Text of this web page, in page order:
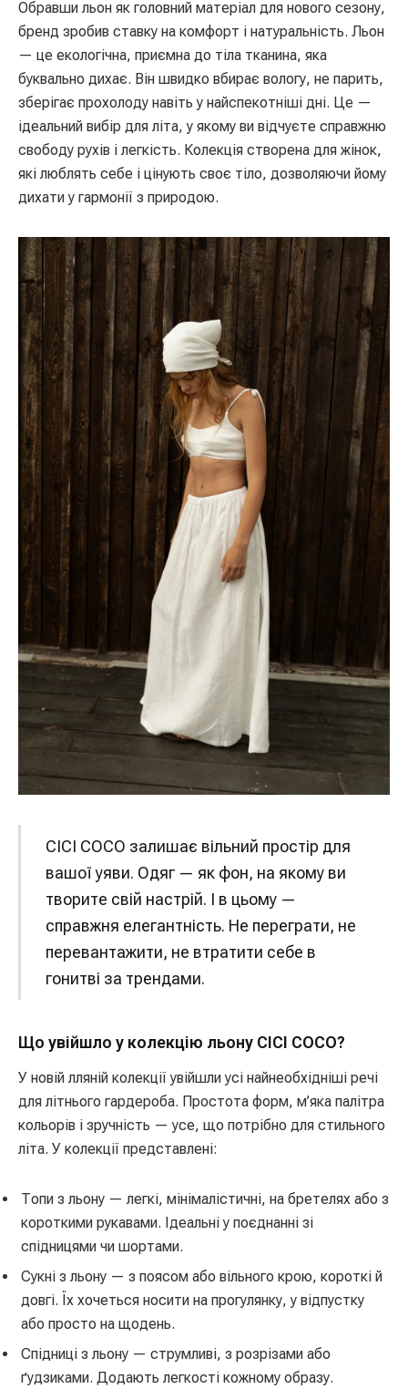
Обравши льон як головний матеріал для нового сезону,
бренд зробив ставку на комфорт і натуральність. Льон
— це екологічна, приємна до тіла тканина, яка
буквально дихає. Він швидко вбирає вологу, не парить,
зберігає прохолоду навіть у найспекотніші дні. Це —
ідеальний вибір для літа, у якому ви відчуєте справжню
свободу рухів і легкість. Колекція створена для жінок,
які люблять себе і цінують своє тіло, дозволяючи йому
дихати у гармонії з природою.
CICI COCO залишає вільний простір для
вашої уяви. Одяг — як фон, на якому ви
творите свій настрій. І в цьому —
справжня елегантність. Не переграти, не
перевантажити, не втратити себе в
гонитві за трендами.
Що увійшло у колекцію льону CICI COCO?
У новій лляній колекції увійшли усі найнеобхідніші речі
для літнього гардероба. Простота форм, м’яка палітра
кольорів і зручність — усе, що потрібно для стильного
літа. У колекції представлені:
Топи з льону — легкі, мінімалістичні, на бретелях або з
короткими рукавами. Ідеальні у поєднанні зі
спідницями чи шортами.
Сукні з льону — з поясом або вільного крою, короткі й
довгі. Їх хочеться носити на прогулянку, у відпустку
або просто на щодень.
Спідниці з льону — струмливі, з розрізами або
ґудзиками. Додають легкості кожному образу.